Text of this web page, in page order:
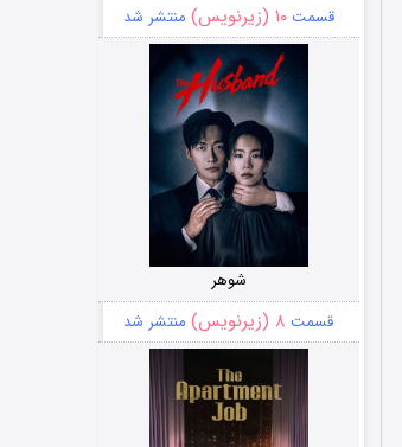
قسمت۱۰ (زیرنویس) منتشر شد
شوهر
قسمت ۸ (زیرنویس) منتشر شد